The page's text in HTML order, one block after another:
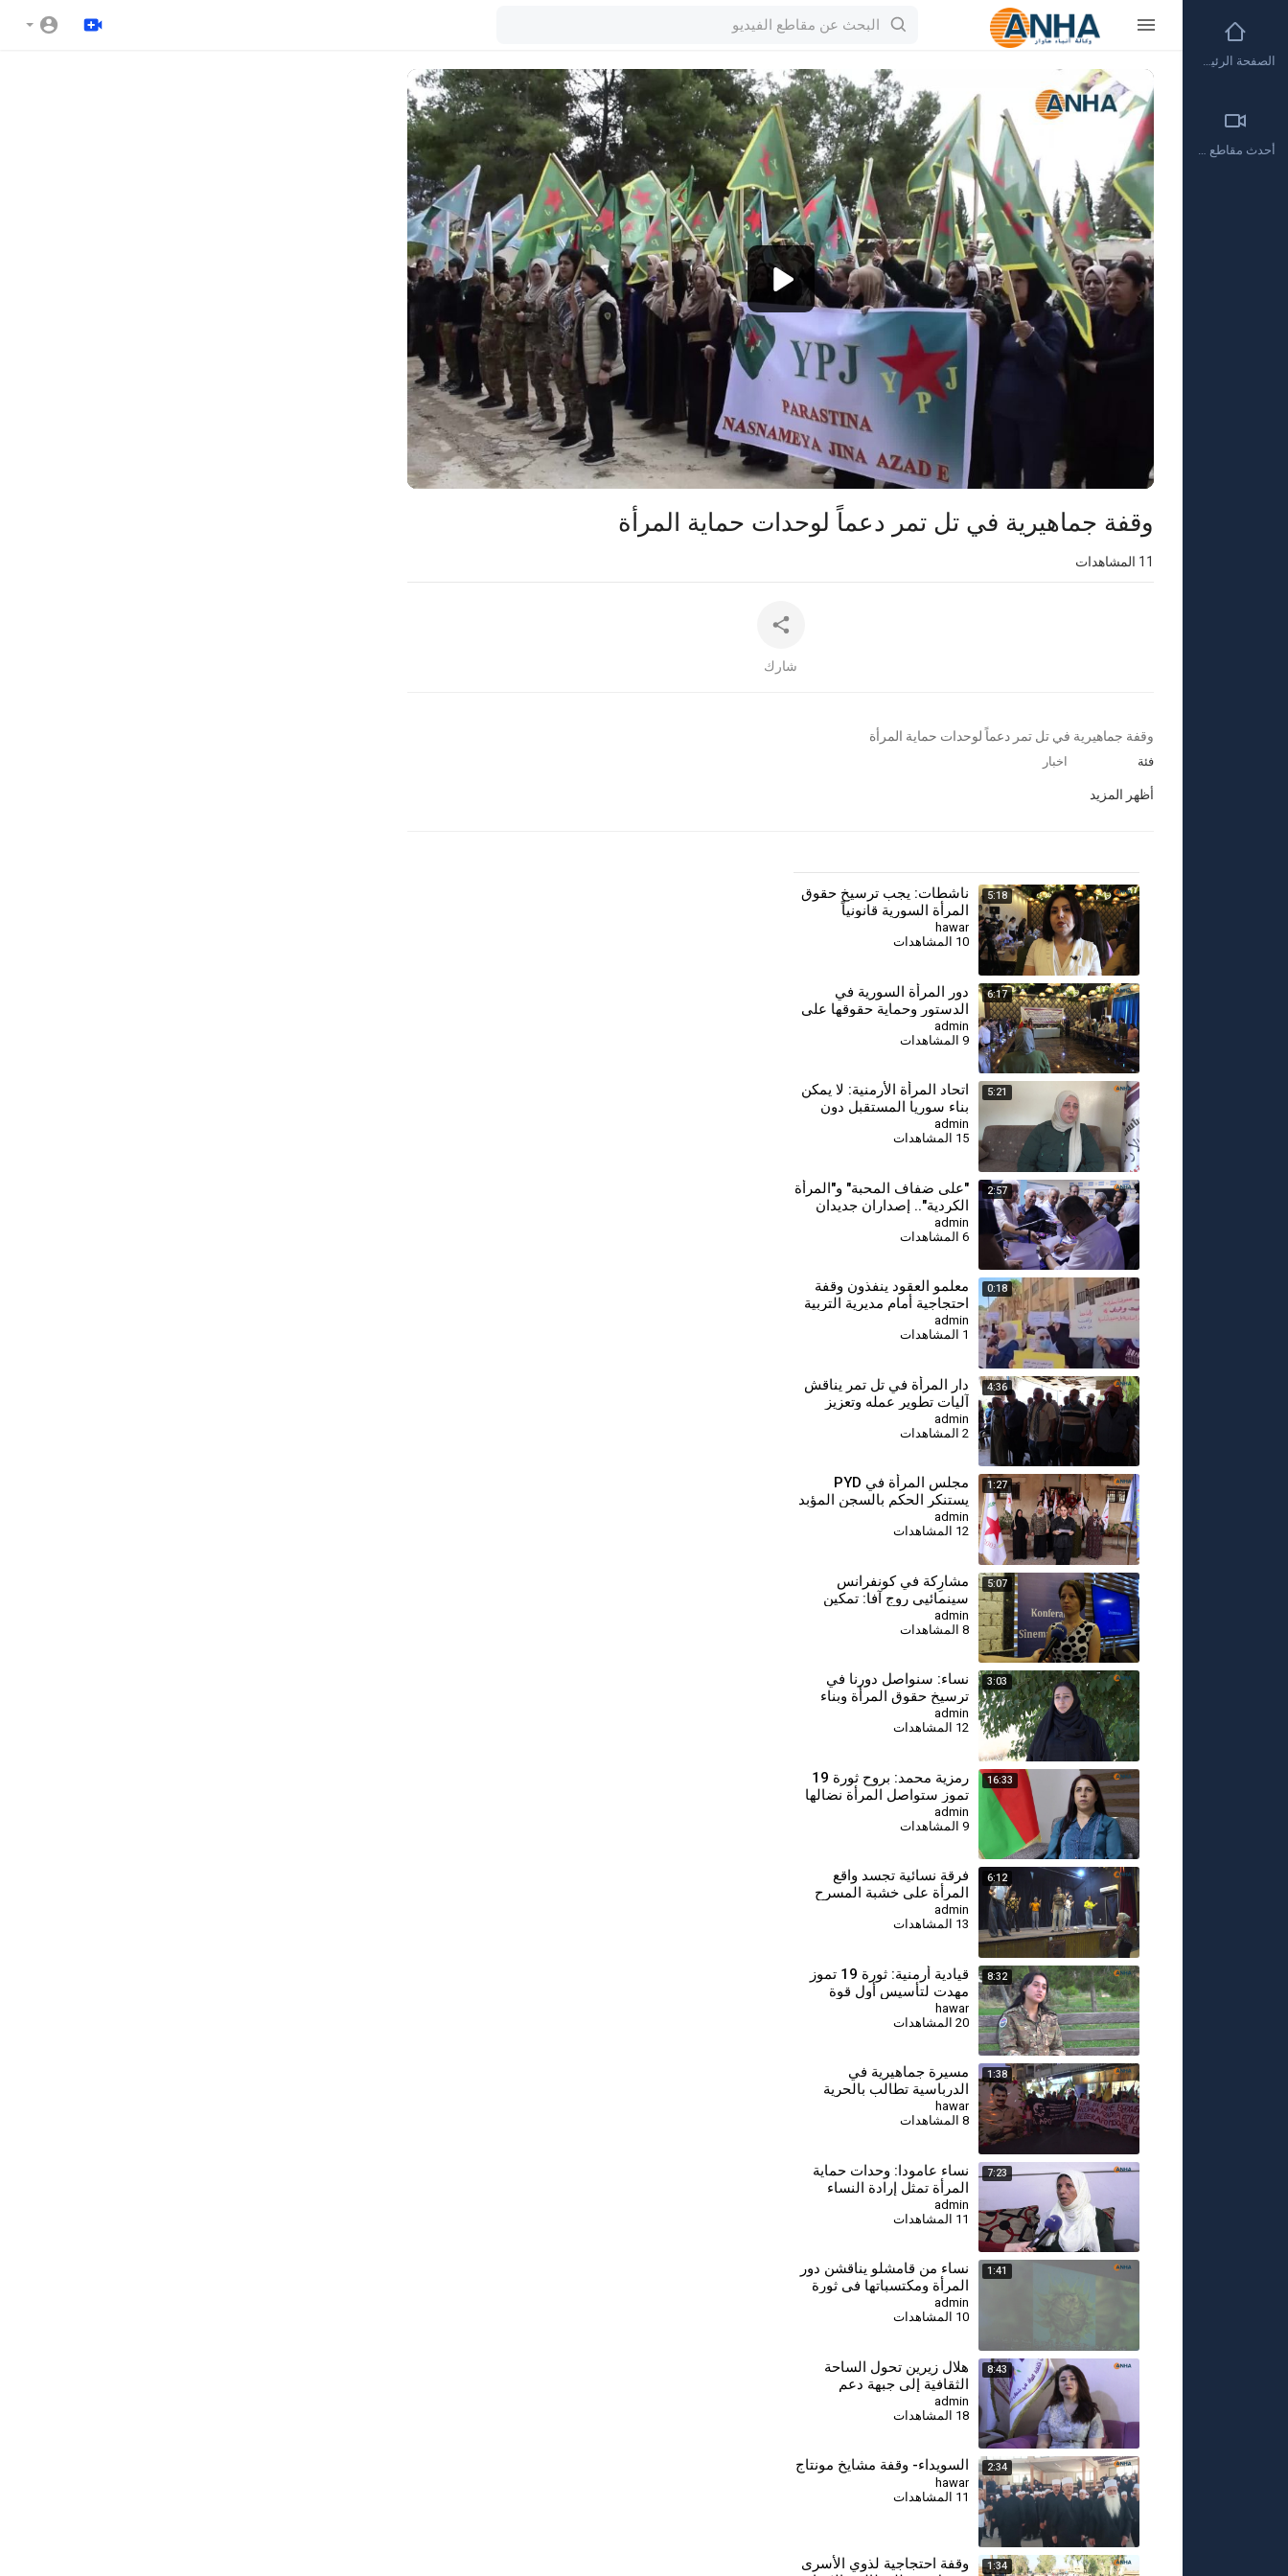
Video
Player
1080p
360p
240p
auto
وقفة جماهيرية في تل تمر دعماً لوحدات حماية المرأة
11 المشاهدات
شارك
⁣وقفة جماهيرية في تل تمر دعماً لوحدات حماية المرأة
فئة اخبار
أظهر المزيد
5:18
ناشطات: يجب ترسيخ حقوق
المرأة السورية قانونياً
ودستورياً
hawar
10 المشاهدات
6:17
دور المرأة السورية في
الدستور وحماية حقوقها على
طاولة منتدى مجلس المرأة
admin
9 المشاهدات
5:21
⁣اتحاد المرأة الأرمنية: لا يمكن
بناء سوريا المستقبل دون
مشاركة جميع النساء
admin
15 المشاهدات
2:57
⁣"على ضفاف المحبة" و"المرأة
الكردية".. إصداران جديدان
يوثقان الهوية والذاكرة
admin
6 المشاهدات
0:18
معلمو العقود ينفذون وقفة
احتجاجية أمام مديرية التربية
في درعا للمطالبة بالتثبيت
admin
1 المشاهدات
4:36
دار المرأة في تل تمر يناقش
آليات تطوير عمله وتعزيز
حماية الأسرة والمجتمع
admin
2 المشاهدات
1:27
مجلس المرأة في PYD
يستنكر الحكم بالسجن المؤبد
بحق المقاتلة جيجك كوباني
admin
12 المشاهدات
5:07
مشارِكة في كونفرانس
سينمائيي روج آفا: تمكين
المرأة في السينما هدفنا
الأول
admin
8 المشاهدات
3:03
⁣نساء: سنواصل دورنا في
ترسيخ حقوق المرأة وبناء
سوريا الديمقراطية
admin
12 المشاهدات
16:33
⁣رمزية محمد: بروح ثورة 19
تموز ستواصل المرأة نضالها
لبناء سوريا المستقبل
admin
9 المشاهدات
6:12
فرقة نسائية تجسد واقع
المرأة على خشبة المسرح
admin
13 المشاهدات
8:32
قيادية أرمنية: ثورة 19 تموز
مهدت لتأسيس أول قوة
أرمنية تحمي الثقافة وترسخ
دور المرأة
hawar
20 المشاهدات
1:38
مسيرة جماهيرية في
الدرباسية تطالب بالحرية
الجسدية للقائد عبد الله
أوجلان
hawar
8 المشاهدات
7:23
⁣نساء عامودا: وحدات حماية
المرأة تمثل إرادة النساء
ونطالب بالاعتراف بها في
الدستور السوري
admin
11 المشاهدات
1:41
⁣نساء من قامشلو يناقشن دور
المرأة ومكتسباتها في ثورة
19 تموز
admin
10 المشاهدات
8:43
⁣هلال زيرين تحول الساحة
الثقافية إلى جبهة دعم
لوحدات حماية المرأة
admin
18 المشاهدات
2:34 السويداء- وقفة مشايخ مونتاج
hawar
11 المشاهدات
1:34
وقفة احتجاجية لذوي الأسرى
الصفحة الرئيسية
أحدث مقاطع الفيديو